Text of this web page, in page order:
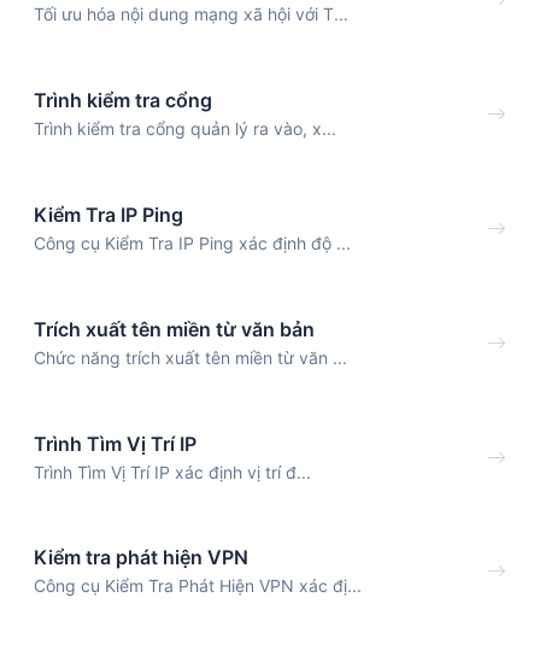
Tối ưu hóa nội dung mạng xã hội với T...
Trình kiểm tra cổng
Trình kiểm tra cổng quản lý ra vào, x...
Kiểm Tra IP Ping
Công cụ Kiểm Tra IP Ping xác định độ ...
Trích xuất tên miền từ văn bản
Chức năng trích xuất tên miền từ văn ...
Trình Tìm Vị Trí IP
Trình Tìm Vị Trí IP xác định vị trí đ...
Kiểm tra phát hiện VPN
Công cụ Kiểm Tra Phát Hiện VPN xác đị...